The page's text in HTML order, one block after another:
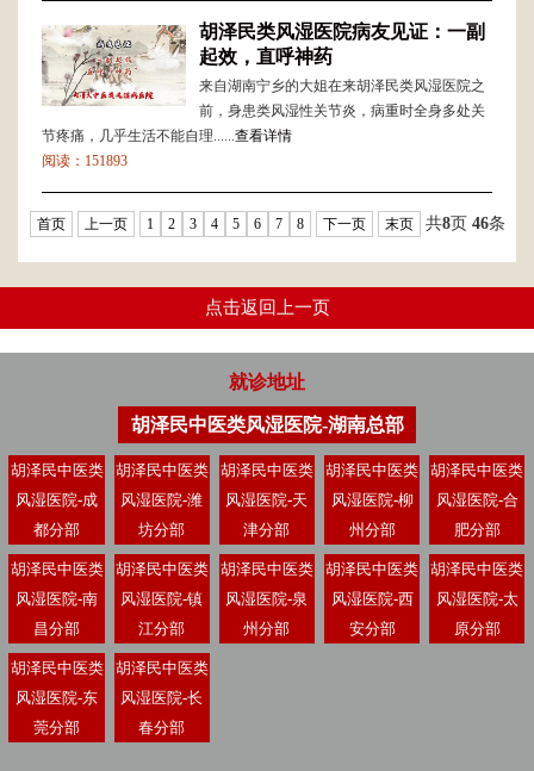
胡泽民类风湿医院病友见证：一副
起效，直呼神药
来自湖南宁乡的大姐在来胡泽民类风湿医院之
前，身患类风湿性关节炎，病重时全身多处关
节疼痛，几乎生活不能自理......查看详情
阅读：151893
首页 上一页 1 2 3 4 5 6 7 8 下一页 末页 共8页 46条
点击返回上一页
就诊地址
胡泽民中医类风湿医院-湖南总部
胡泽民中医类
风湿医院-成
都分部
胡泽民中医类
风湿医院-潍
坊分部
胡泽民中医类
风湿医院-天
津分部
胡泽民中医类
风湿医院-柳
州分部
胡泽民中医类
风湿医院-合
肥分部
胡泽民中医类
风湿医院-南
昌分部
胡泽民中医类
风湿医院-镇
江分部
胡泽民中医类
风湿医院-泉
州分部
胡泽民中医类
风湿医院-西
安分部
胡泽民中医类
风湿医院-太
原分部
胡泽民中医类
风湿医院-东
莞分部
胡泽民中医类
风湿医院-长
春分部